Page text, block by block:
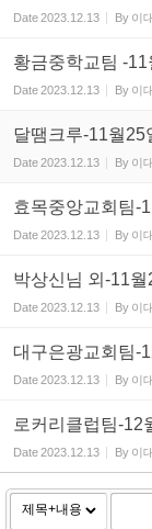
Date2023.12.13 By 이
황금중학교팀 -11
Date2023.12.13 By 이
달땜크루-11월25
Date2023.12.13 By 이
효목중앙교회팀-
Date2023.12.13 By 이
박상신님 외-11월
Date2023.12.13 By 이
대구은광교회팀-
Date2023.12.13 By 이
로커리클럽팀-12
Date2023.12.13 By 이